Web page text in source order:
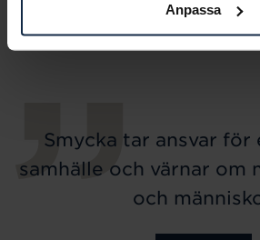
Anpassa
Smycka tar ansvar
samhälle och värnar om
och